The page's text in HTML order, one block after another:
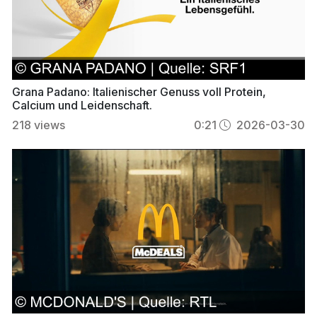
Grana Padano: Italienischer Genuss voll Protein,
Calcium und Leidenschaft.
218 views 0:21 2026-03-30